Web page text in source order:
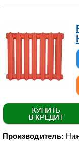
Производитель: